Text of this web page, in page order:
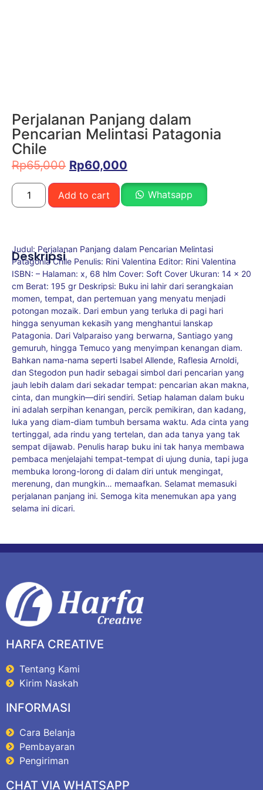
Perjalanan Panjang dalam
Pencarian Melintasi Patagonia
Chile
Rp65,000 Rp60,000
Add to cart Whatsapp
Deskripsi
Judul: Perjalanan Panjang dalam Pencarian Melintasi
Patagonia Chile Penulis: Rini Valentina Editor: Rini Valentina
ISBN: – Halaman: x, 68 hlm Cover: Soft Cover Ukuran: 14 x 20
cm Berat: 195 gr Deskripsi: Buku ini lahir dari serangkaian
momen, tempat, dan pertemuan yang menyatu menjadi
potongan mozaik. Dari embun yang terluka di pagi hari
hingga senyuman kekasih yang menghantui lanskap
Patagonia. Dari Valparaiso yang berwarna, Santiago yang
gemuruh, hingga Temuco yang menyimpan kenangan diam.
Bahkan nama-nama seperti Isabel Allende, Raflesia Arnoldi,
dan Stegodon pun hadir sebagai simbol dari pencarian yang
jauh lebih dalam dari sekadar tempat: pencarian akan makna,
cinta, dan mungkin—diri sendiri. Setiap halaman dalam buku
ini adalah serpihan kenangan, percik pemikiran, dan kadang,
luka yang diam-diam tumbuh bersama waktu. Ada cinta yang
tertinggal, ada rindu yang tertelan, dan ada tanya yang tak
sempat dijawab. Penulis harap buku ini tak hanya membawa
pembaca menjelajahi tempat-tempat di ujung dunia, tapi juga
membuka lorong-lorong di dalam diri untuk mengingat,
merenung, dan mungkin… memaafkan. Selamat memasuki
perjalanan panjang ini. Semoga kita menemukan apa yang
selama ini dicari.
HARFA CREATIVE
Tentang Kami
Kirim Naskah
INFORMASI
Cara Belanja
Pembayaran
Pengiriman
CHAT VIA WHATSAPP